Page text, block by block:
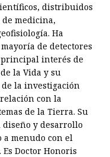
distribuidos
medicina,
Ha
de detectores
interés de
la Vida y su
la investigación
con la
de la Tierra. Su
y desarrollo
menudo con el
Doctor Honoris